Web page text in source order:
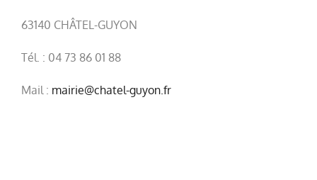
63140 CHÂTEL-GUYON
Tél. : 04 73 86 01 88
Mail : mairie@chatel-guyon.fr